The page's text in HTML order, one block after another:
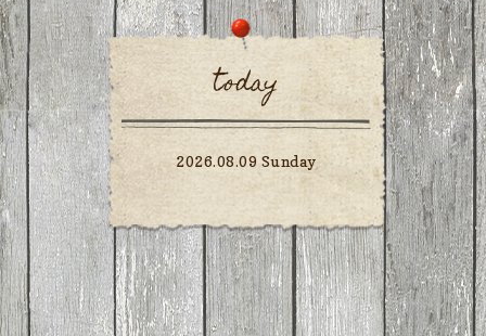
today
2026.08.09 Sunday